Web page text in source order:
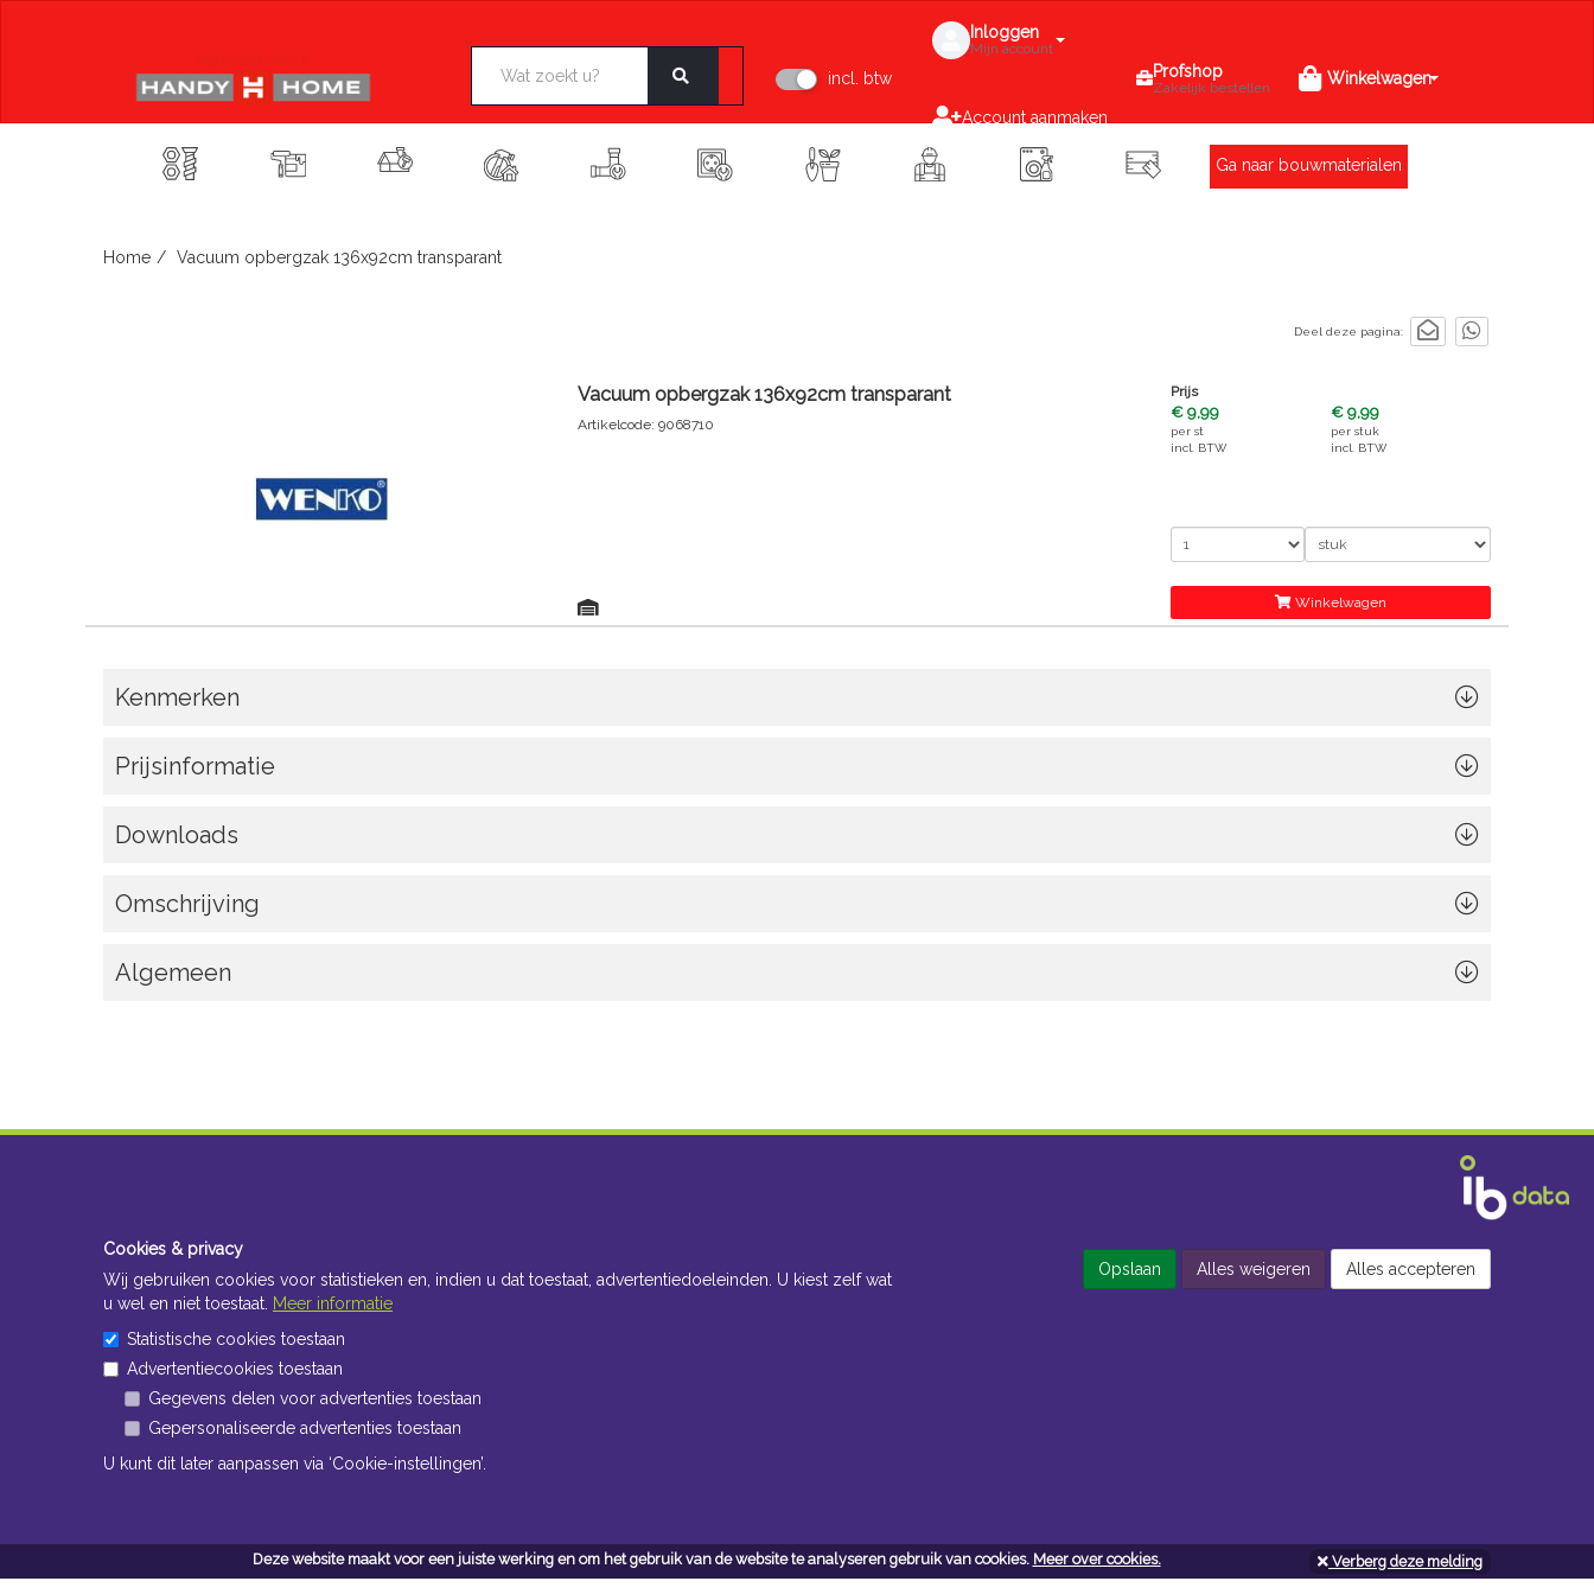
Deze website maakt voor een juiste werking en om het gebruik van de website te analyseren gebruik van cookies. Meer over cookies. Verberg deze melding
incl. btw
Inloggen
Mijn account
Account aanmaken
Profshop
Zakelijk bestellen Winkelwagen
Ga naar bouwmaterialen
Home Vacuum opbergzak 136x92cm transparant
Deel deze pagina:
Vacuum opbergzak 136x92cm transparant
Artikelcode: 9068710
Prijs
€ 9,99
per st
incl. BTW
€ 9,99
per stuk
incl. BTW
Winkelwagen
Kenmerken
Prijsinformatie
Downloads
Omschrijving
Algemeen
Contacteer ons Openingsuren toonzaal Openingsuren doe-het-zelf
Cookies & privacy
Wij gebruiken cookies voor statistieken en, indien u dat toestaat, advertentiedoeleinden. U kiest zelf wat
u wel en niet toestaat. Meer informatie
Statistische cookies toestaan
Advertentiecookies toestaan
Gegevens delen voor advertenties toestaan
Gepersonaliseerde advertenties toestaan
U kunt dit later aanpassen via ‘Cookie-instellingen’.
Opslaan Alles weigeren Alles accepteren